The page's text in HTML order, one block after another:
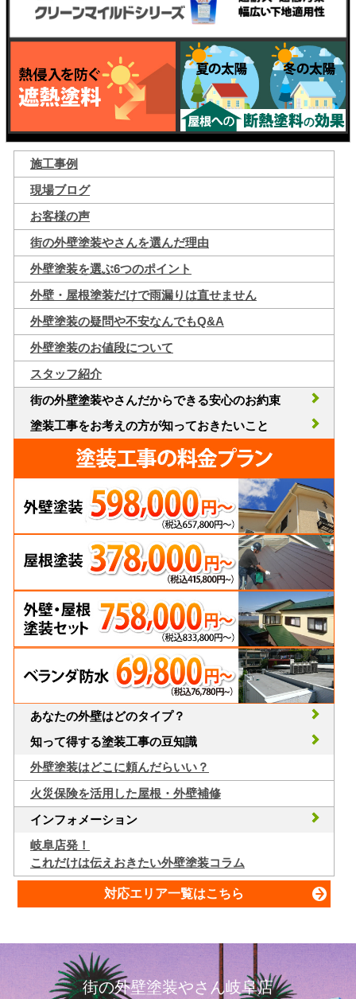
施工事例
現場ブログ
お客様の声
街の外壁塗装やさんを選んだ理由
外壁塗装を選ぶ6つのポイント
外壁・屋根塗装だけで雨漏りは直せません
外壁塗装の疑問や不安なんでもQ&A
外壁塗装のお値段について
スタッフ紹介
街の外壁塗装やさんだからできる安心のお約束
塗装工事をお考えの方が知っておきたいこと
あなたの外壁はどのタイプ？
知って得する塗装工事の豆知識
外壁塗装はどこに頼んだらいい？
火災保険を活用した屋根・外壁補修
インフォメーション
岐阜店発！
これだけは伝えおきたい外壁塗装コラム
対応エリア一覧はこちら
街の外壁塗装やさん岐阜店